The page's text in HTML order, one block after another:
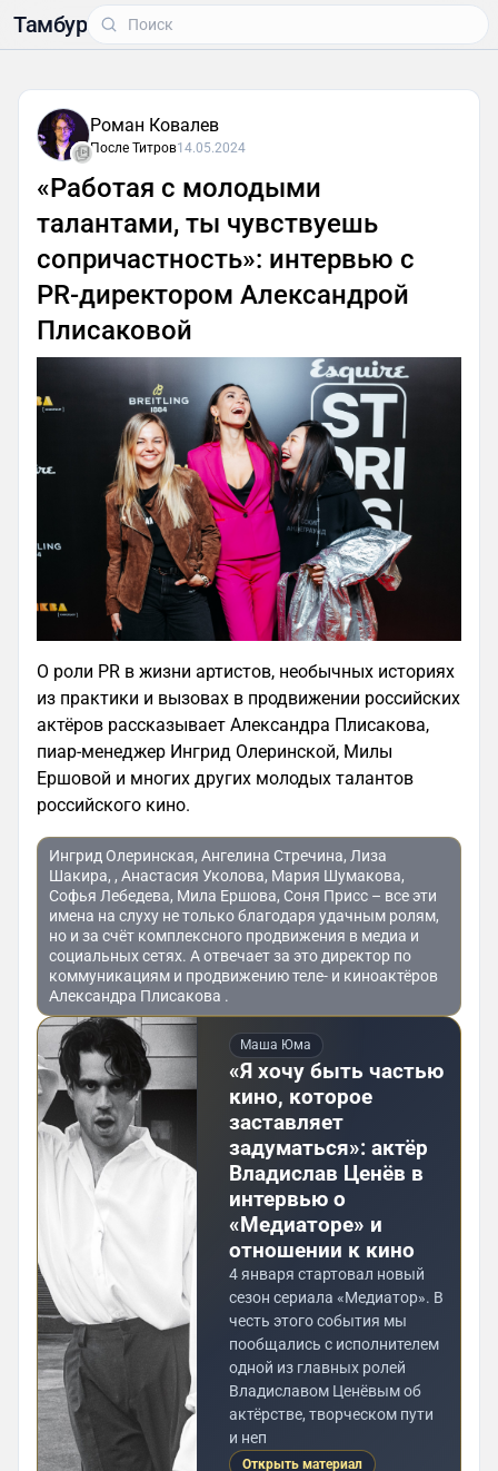
Тамбур
Роман Ковалев
После Титров14.05.2024
«Работая с молодыми
талантами, ты чувствуешь
сопричастность»: интервью с
PR-директором Александрой
Плисаковой
О роли PR в жизни артистов, необычных историях
из практики и вызовах в продвижении российских
актёров рассказывает Александра Плисакова,
пиар-менеджер Ингрид Олеринской, Милы
Ершовой и многих других молодых талантов
российского кино.
Ингрид Олеринская, Ангелина Стречина, Лиза
Шакира, , Анастасия Уколова, Мария Шумакова,
Софья Лебедева, Мила Ершова, Соня Присс – все эти
имена на слуху не только благодаря удачным ролям,
но и за счёт комплексного продвижения в медиа и
социальных сетях. А отвечает за это директор по
коммуникациям и продвижению теле- и киноактёров
Александра Плисакова .
Маша Юма
«Я хочу быть частью
кино, которое
заставляет
задуматься»: актёр
Владислав Ценёв в
интервью о
«Медиаторе» и
отношении к кино
4 января стартовал новый
сезон сериала «Медиатор». В
честь этого события мы
пообщались с исполнителем
одной из главных ролей
Владиславом Ценёвым об
актёрстве, творческом пути
и неп
Открыть материал